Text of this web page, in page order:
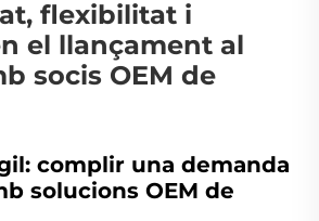
flexibilitat i
el llançament al
socis OEM de
complir una demanda
solucions OEM de